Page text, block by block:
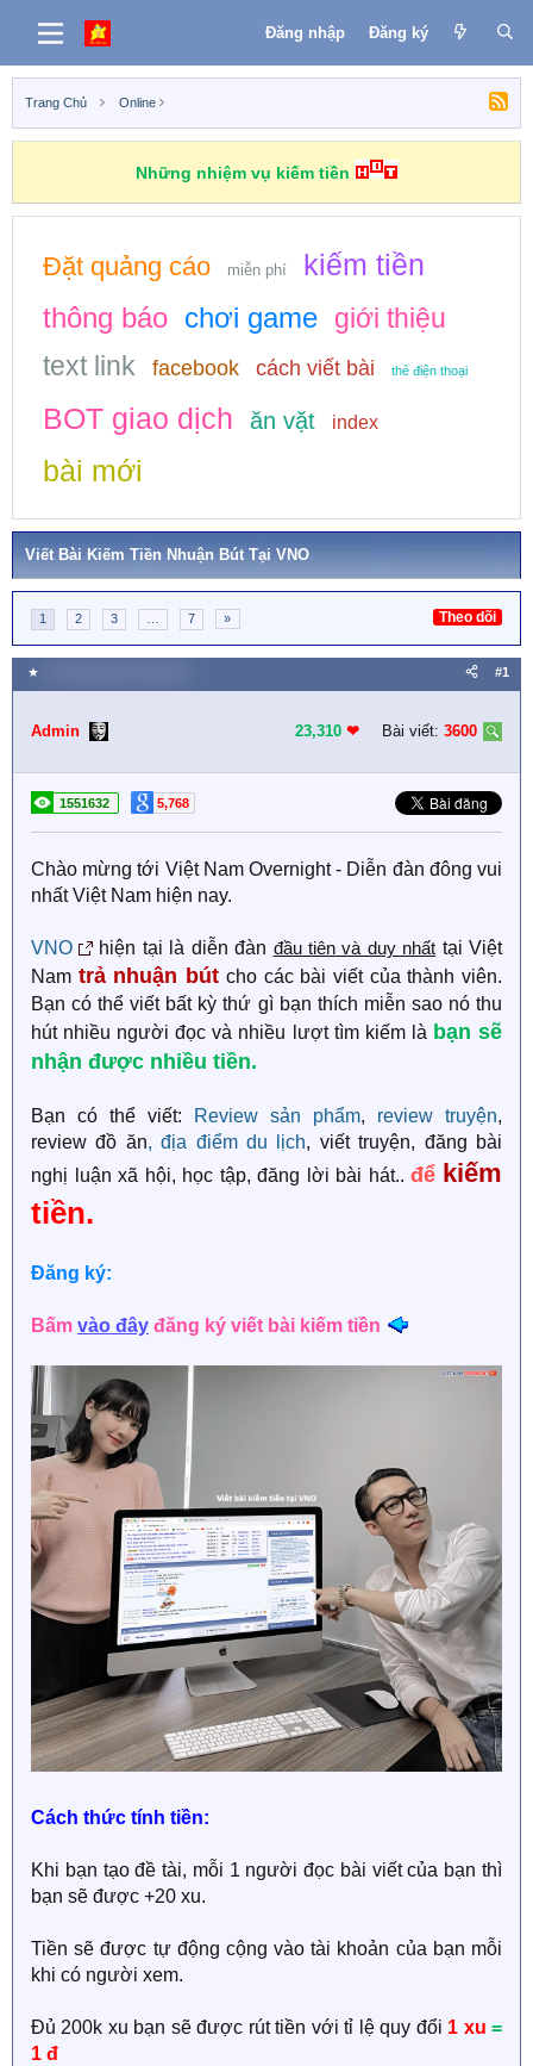
Đăng nhập Đăng ký
Trang Chủ Online
Những nhiệm vụ kiếm tiền
Đặt quảng cáo miễn phí kiếm tiền
thông báo chơi game giới thiệu
text link
facebook cách viết bài thẻ điện thoại
BOT giao dịch ăn vặt index
bài mới
Viết Bài Kiếm Tiền Nhuận Bút Tại VNO
1 2 3 7 » Theo dõi
★ #1
Admin 23,310 ❤︎ Bài viết: 3600
1551632 5,768
Chào mừng tới Việt Nam Overnight - Diễn đàn đông vui
nhất Việt Nam hiện nay.
VNO hiện tại là diễn đàn đầu tiên và duy nhất tại Việt
Nam trả nhuận bút cho các bài viết của thành viên.
Bạn có thể viết bất kỳ thứ gì bạn thích miễn sao nó thu
hút nhiều người đọc và nhiều lượt tìm kiếm là bạn sẽ
nhận được nhiều tiền.
Bạn có thể viết: Review sản phẩm, review truyện,
review đồ ăn, địa điểm du lịch, viết truyện, đăng bài
nghị luận xã hội, học tập, đăng lời bài hát..để kiếm
tiền.
Đăng ký:
Bấm vào đây đăng ký viết bài kiếm tiền
Cách thức tính tiền:
Khi bạn tạo đề tài, mỗi 1 người đọc bài viết của bạn thì
bạn sẽ được +20 xu.
Tiền sẽ được tự động cộng vào tài khoản của bạn mỗi
khi có người xem.
Đủ 200k xu bạn sẽ được rút tiền với tỉ lệ quy đổi 1 xu =
1 đ